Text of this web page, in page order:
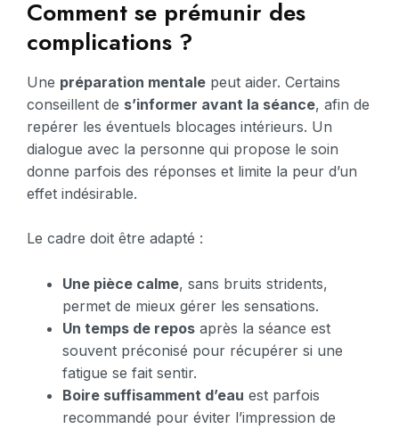
Comment se prémunir des
complications ?
Une préparation mentale peut aider. Certains
conseillent de s’informer avant la séance, afin de
repérer les éventuels blocages intérieurs. Un
dialogue avec la personne qui propose le soin
donne parfois des réponses et limite la peur d’un
effet indésirable.
Le cadre doit être adapté :
Une pièce calme, sans bruits stridents,
permet de mieux gérer les sensations.
Un temps de repos après la séance est
souvent préconisé pour récupérer si une
fatigue se fait sentir.
Boire suffisamment d’eau est parfois
recommandé pour éviter l’impression de